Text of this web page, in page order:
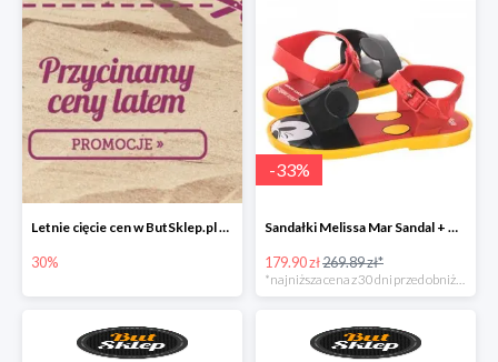
Letnie cięcie cen w ButSklep.pl do -30%
30%
-33%
Sandałki Melissa Mar Sandal + Mickey pachnące gumą balonową!
179.90 zł269.89 zł*
*najniższa cena z 30 dni przed obniżką